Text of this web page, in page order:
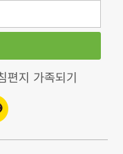
편지 가족되기